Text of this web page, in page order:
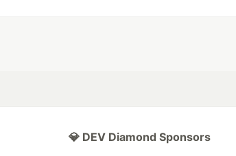
💎 DEV Diamond Sponsors